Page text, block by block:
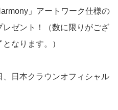
」アートワーク仕様の
ゼント！（数に限りがござ
なります。）
日本クラウンオフィシャル